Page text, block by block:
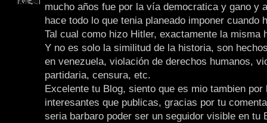
mucho años fue por la vía democratica y gano y
hace todo lo que tenia planeado imponer cuando
Tal cual como hizo Hitler, exactamente la misma
Y no es solo la similitud de la historia, son
en venezuela, violación de derechos humanos,
partidaria, censura, etc.
Excelente tu Blog, siento que es mio tambien por
interesantes que publicas, gracias por tu
seria barbaro poder ser un seguidor visible en tu